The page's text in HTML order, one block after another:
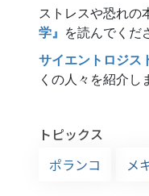
ストレスや恐れの
学』 を読んでくだ
サイエントロジス
くの人々を紹介し
トピックス
ポランコ
メ